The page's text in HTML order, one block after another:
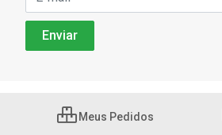
Meus Pedidos